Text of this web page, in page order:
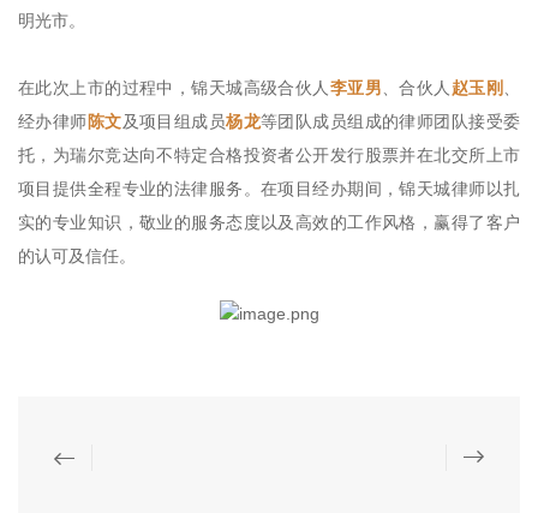
明光市。
在此次上市的过程中，锦天城高级合伙人 李亚男 、合伙人 赵玉刚
经办律师陈文及项目组成员杨龙等团队成员组成的律师团队接受委
托，为瑞尔竞达向不特定合格投资者公开发行股票并在北交所上市
项目提供全程专业的法律服务。在项目经办期间，锦天城律师以扎
实的专业知识，敬业的服务态度以及高效的工作风格，赢得了客户
的认可及信任。